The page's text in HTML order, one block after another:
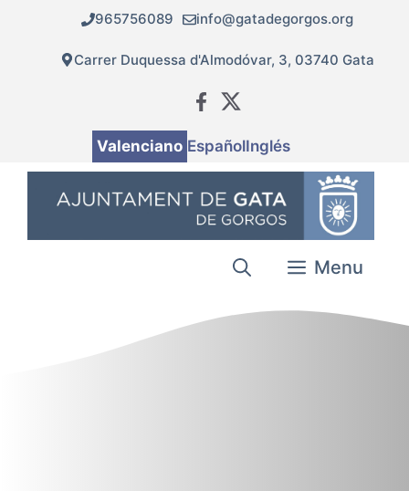
contingut
965756089 info@gatadegorgos.org
Carrer Duquessa d'Almodóvar, 3, 03740 Gata
Valenciano EspañolInglés
Menu